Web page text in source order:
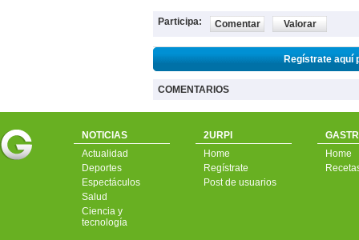
Participa: Comentar Valorar
Regístrate aquí
COMENTARIOS
NOTICIAS
Actualidad
Deportes
Espectáculos
Salud
Ciencia y
tecnología
2URPI
Home
Regístrate
Post de usuarios
Home